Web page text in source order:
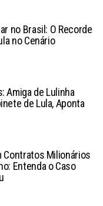
no Brasil: O Recorde
no Cenário
Amiga de Lulinha
de Lula, Aponta
Contratos Milionários
Entenda o Caso